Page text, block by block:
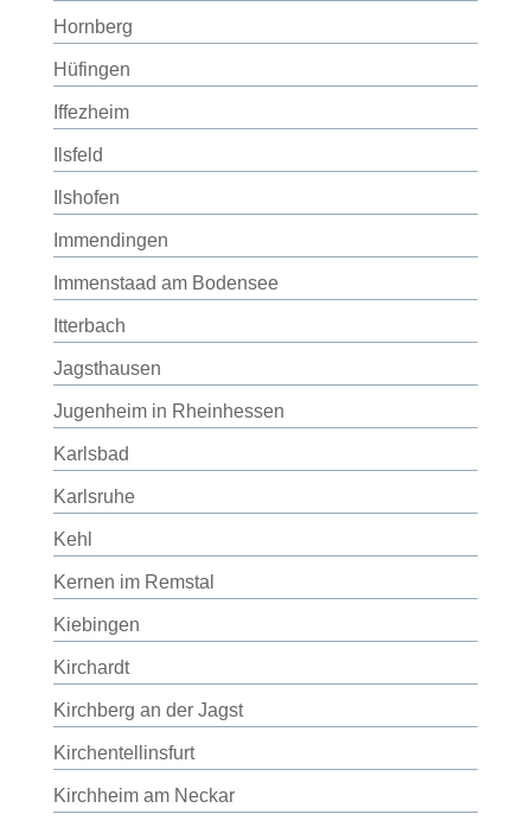
Hornberg
Hüfingen
Iffezheim
Ilsfeld
Ilshofen
Immendingen
Immenstaad am Bodensee
Itterbach
Jagsthausen
Jugenheim in Rheinhessen
Karlsbad
Karlsruhe
Kehl
Kernen im Remstal
Kiebingen
Kirchardt
Kirchberg an der Jagst
Kirchentellinsfurt
Kirchheim am Neckar